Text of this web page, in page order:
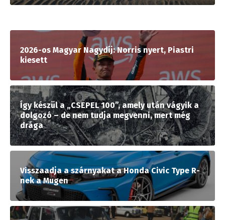
2026-os Magyar Nagydíj: Norris nyert, Piastri
kiesett
Így készül a „CSEPEL 100”, amely után vágyik a
dolgozó – de nem tudja megvenni, mert még
drága
Visszaadja a szárnyakat a Honda Civic Type R-
nek a Mugen